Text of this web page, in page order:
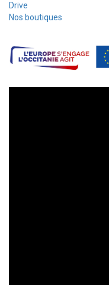
Drive
Nos boutiques